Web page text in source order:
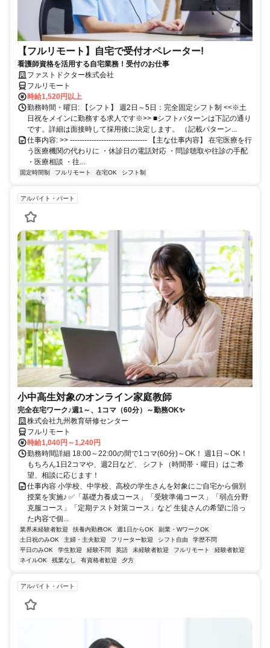
【フルリモート】自宅で受付オペレーター!
看護師資格を活用する自宅業務！受付のお仕事
ファストドクター株式会社
フルリモート
時給1,520円以上
勤務時間・曜日: 【シフト】 週2日～5日：完全固定シフト制 <<※土
日祝をメインに勤務する求人です※>> ■シフトパターンは下記の通り
です。詳細は面接時して採用後に決定します。 （記載パターン...
仕事内容: >> -------------------------------- 【主な仕事内容】 在宅医療を行
う医療機関の代わりに ・休診日の電話対応 ・問診聴取や往診の手配
・医療相談 ・往...
固定時間制 フルリモート 在宅OK シフト制
アルバイト・パート
小中高生対象のオンライン家庭教師
完全在宅ワーク♪週1～、1コマ（60分）～勤務OK✨
株式会社九州教育研修センター
フルリモート
時給1,040円～1,240円
勤務時間詳細 18:00～22:00の間で1コマ(60分)～OK！ 週1日～OK！
もちろん1日2コマや、週2日など、 シフト（時間帯・曜日）はご希
望、相談に応じます！
仕事内容 小学校、中学校、高校の学生さんを対象にご自宅から個別
授業を実施♪ ✅「基礎力養成コース」「受験準備コース」「弱点分野
克服コース」「定期テスト対策コース」など 生徒さんの希望に沿っ
た内容で個...
業界未経験者歓迎 扶養内勤務OK 週1日からOK
副業・WワークOK
土日祝のみOK
主婦・主夫歓迎 フリーター歓迎 シフト自由
学歴不問
平日のみOK
学生歓迎 経験不問 英語 未経験者歓迎 フルリモート
経験者歓迎
ネイルOK
残業なし 有資格者歓迎 夕方
アルバイト・パート